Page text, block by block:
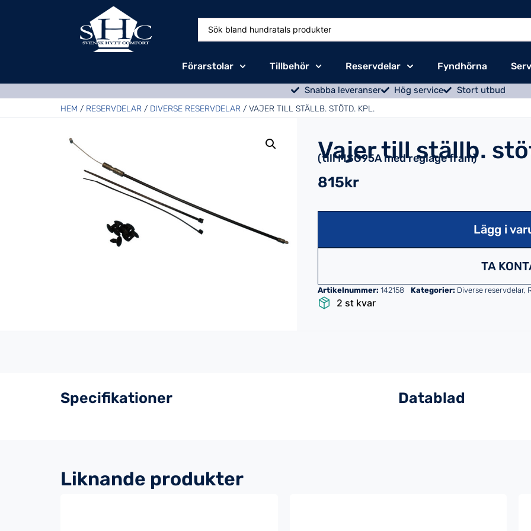
Förarstolar Tillbehör Reservdelar Fyndhörna
Snabba leveranser Hög service Stort utbud
HEM / RESERVDELAR / DIVERSE RESERVDELAR / VAJER TILL STÄLLB. STÖTD. KPL.
Vajer till ställb.
(till MSG95A med reglage fram)
815kr
Lägg i
TA
Artikelnummer: 142158 Kategorier: Diverse reservdelar,
2 st kvar
Specifikationer Datablad
Liknande produkter